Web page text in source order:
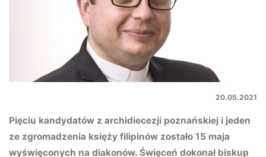
20.05.2021
Pięciu kandydatów z archidiecezji poznańskiej i jeden
ze zgromadzenia księży filipinów zostało 15 maja
wyświęconych na diakonów. Święceń dokonał biskup